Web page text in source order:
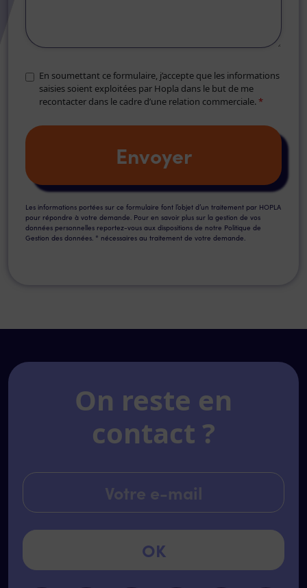
En soumettant ce formulaire, j’accepte que les informations
saisies soient exploitées par Hopla dans le but de me
recontacter dans le cadre d’une relation commerciale.*
Les informations portées sur ce formulaire font l’objet d’un traitement par HOPLA
pour répondre à votre demande. Pour en savoir plus sur la gestion de vos
données personnelles reportez-vous aux dispositions de notre Politique de
Gestion des données. * nécessaires au traitement de votre demande.
On reste en
contact ?